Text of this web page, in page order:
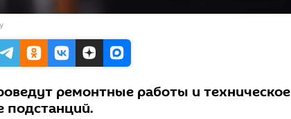
ремонтные работы и техническое
подстанций.